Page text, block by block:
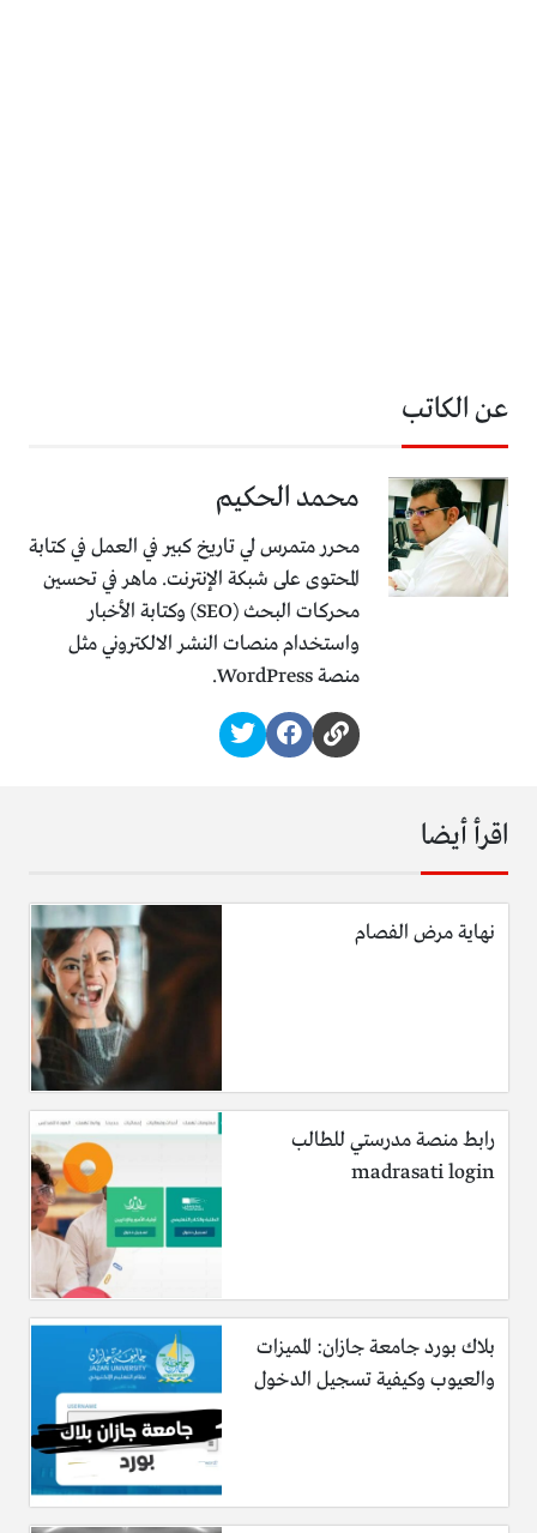
عن الكاتب
محمد الحكيم
محرر متمرس لي تاريخ كبير في العمل في كتابة
المحتوى على شبكة الإنترنت. ماهر في تحسين
محركات البحث (SEO) وكتابة الأخبار
واستخدام منصات النشر الالكتروني مثل
منصة WordPress.
اقرأ أيضا
نهاية مرض الفصام
رابط منصة مدرستي للطالب
madrasati login
بلاك بورد جامعة جازان: المميزات
والعيوب وكيفية تسجيل الدخول